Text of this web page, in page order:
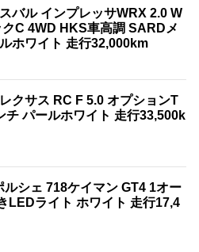
バル インプレッサWRX 2.0 W
クC 4WD HKS車高調 SARDメ
ホワイト 走行32,000km
クサス RC F 5.0 オプションT
チ パールホワイト 走行33,500k
ルシェ 718ケイマン GT4 1オー
LEDライト ホワイト 走行17,4